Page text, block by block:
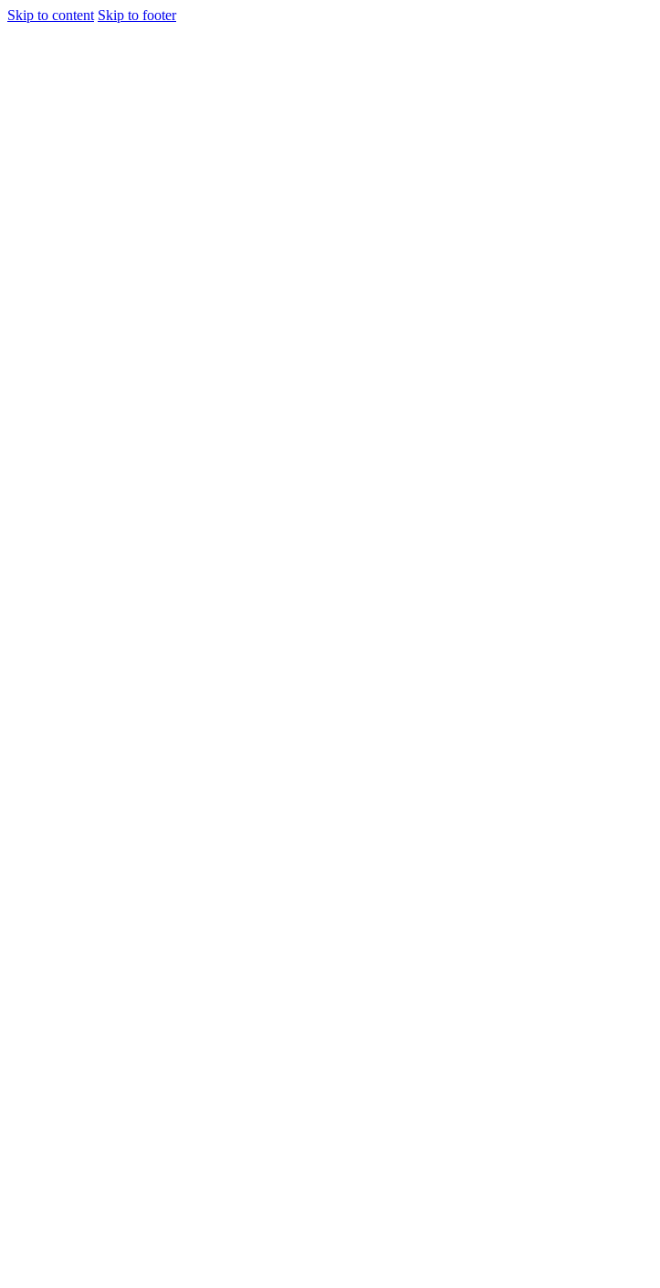
Skip to content Skip to footer